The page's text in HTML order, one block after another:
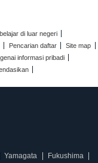
di luar negeri
Pencarian daftar
Site map
informasi pribadi
Yamagata Fukushima